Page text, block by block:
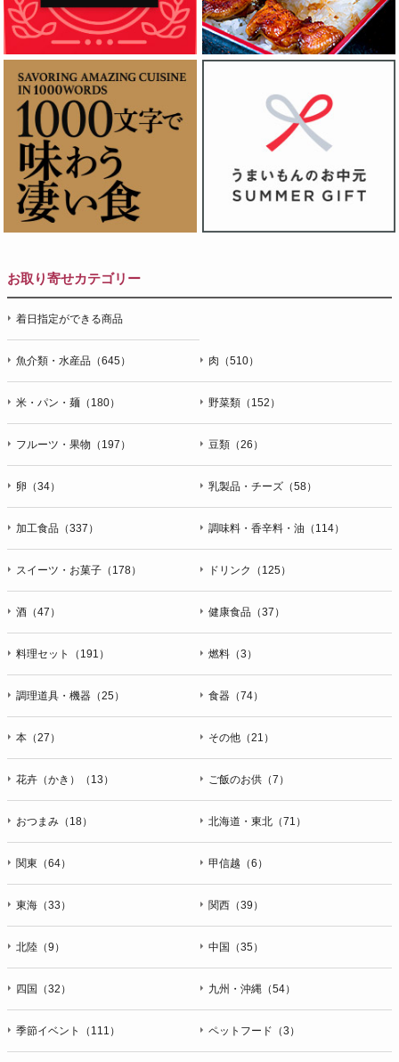
お取り寄せカテゴリー
着日指定ができる商品
魚介類・水産品（645） 肉（510）
米・パン・麺（180） 野菜類（152）
フルーツ・果物（197） 豆類（26）
卵（34） 乳製品・チーズ（58）
加工食品（337） 調味料・香辛料・油（114）
スイーツ・お菓子（178） ドリンク（125）
酒（47） 健康食品（37）
料理セット（191） 燃料（3）
調理道具・機器（25） 食器（74）
本（27） その他（21）
花卉（かき）（13） ご飯のお供（7）
おつまみ（18） 北海道・東北（71）
関東（64） 甲信越（6）
東海（33） 関西（39）
北陸（9） 中国（35）
四国（32） 九州・沖縄（54）
季節イベント（111） ペットフード（3）